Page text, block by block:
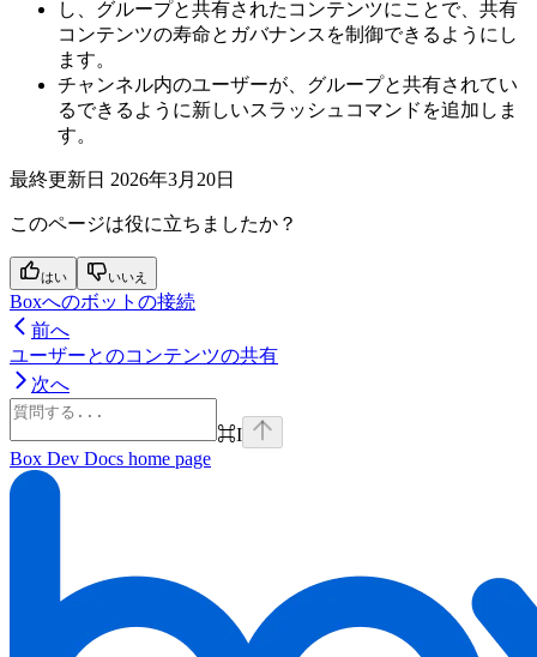
し、グループと共有されたコンテンツに ことで、共有
コンテンツの寿命とガバナンスを制御できるようにし
ます。
チャンネル内のユーザーが、グループと共有されてい
るできるように新しいスラッシュコマンドを追加しま
す。
最終更新日 2026年3月20日
このページは役に立ちましたか？
はい いいえ
Boxへのボットの接続
前へ
ユーザーとのコンテンツの共有
次へ
⌘I
Box Dev Docs home page